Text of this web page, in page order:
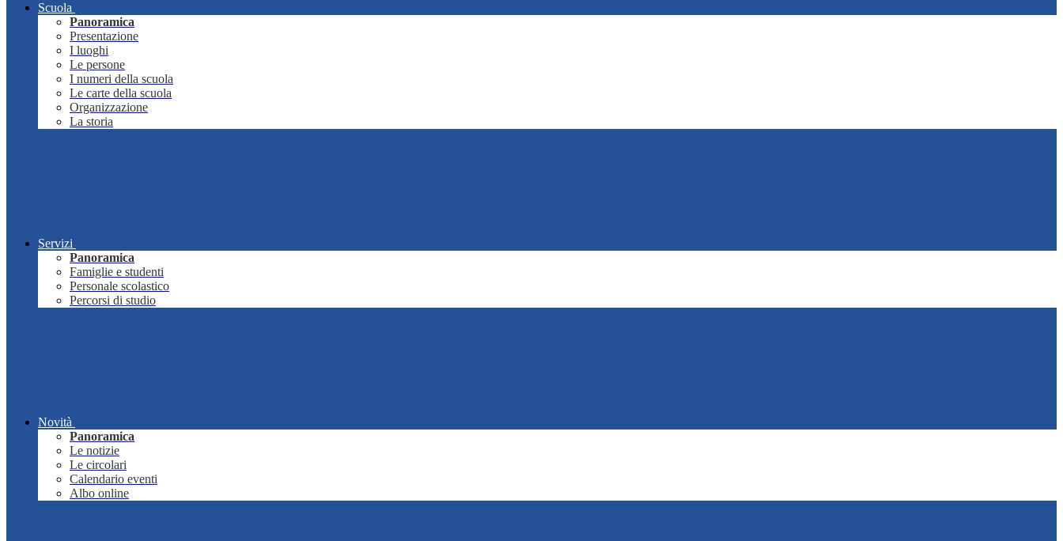
Scuola
Panoramica
Presentazione
I luoghi
Le persone
I numeri della scuola
Le carte della scuola
Organizzazione
La storia
Servizi
Panoramica
Famiglie e studenti
Personale scolastico
Percorsi di studio
Novità
Panoramica
Le notizie
Le circolari
Calendario eventi
Albo online